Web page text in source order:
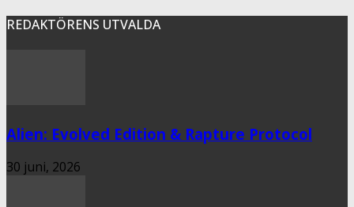
REDAKTÖRENS UTVALDA
Alien: Evolved Edition & Rapture Protocol
30 juni, 2026